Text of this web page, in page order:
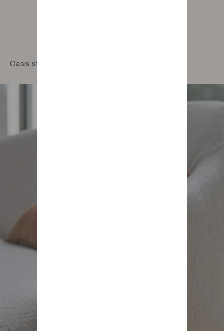
Oasis straight sofa